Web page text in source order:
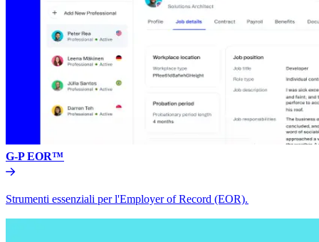
G-P EOR™​​
Strumenti essenziali per l'Employer of Record (EOR).​​